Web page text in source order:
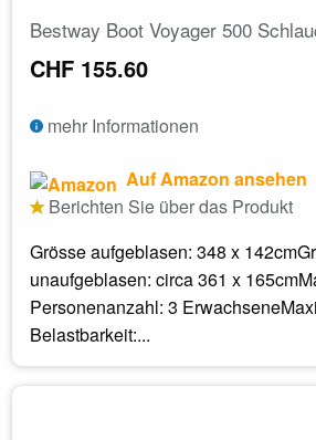
Bestway Boot Voyager 500
CHF 155.60
mehr Informationen
Auf Amazon ansehen
Berichten Sie über das Produkt
Grösse aufgeblasen: 348 x
unaufgeblasen: circa 361 x
Personenanzahl: 3
Belastbarkeit:...